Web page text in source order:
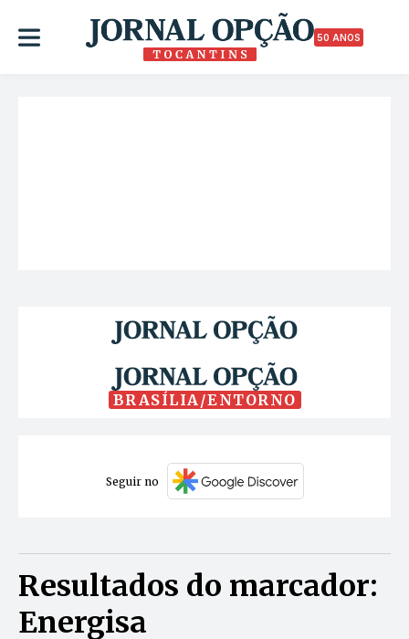
50 ANOS
BRASÍLIA/ENTORNO
Seguir no
Resultados do marcador:
Energisa